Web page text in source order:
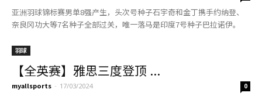
亚洲羽球锦标赛男单8强产生，头次号种子石宇奇和金丁携手约纳登、
奈良冈功大等7名种子全部过关，唯一落马是印度7号种子巴拉诺伊。
羽球
【全英赛】雅思三度登顶 ...
myallsports - 17/03/2024 0